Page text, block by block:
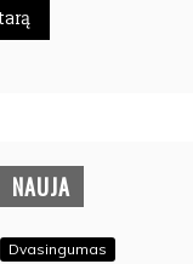
NAUJA
Dvasingumas